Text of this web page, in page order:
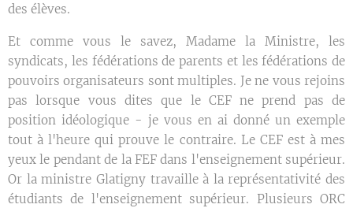
des élèves.
Et comme vous le savez, Madame la Ministre, les
syndicats, les fédérations de parents et les fédérations de
pouvoirs organisateurs sont multiples. Je ne vous rejoins
pas lorsque vous dites que le CEF ne prend pas de
position idéologique - je vous en ai donné un exemple
tout à l'heure qui prouve le contraire. Le CEF est à mes
yeux le pendant de la FEF dans l'enseignement supérieur.
Or la ministre Glatigny travaille à la représentativité des
étudiants de l'enseignement supérieur. Plusieurs ORC